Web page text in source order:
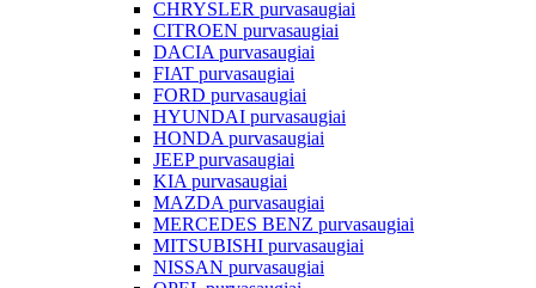
CHRYSLER purvasaugiai
CITROEN purvasaugiai
DACIA purvasaugiai
FIAT purvasaugiai
FORD purvasaugiai
HYUNDAI purvasaugiai
HONDA purvasaugiai
JEEP purvasaugiai
KIA purvasaugiai
MAZDA purvasaugiai
MERCEDES BENZ purvasaugiai
MITSUBISHI purvasaugiai
NISSAN purvasaugiai